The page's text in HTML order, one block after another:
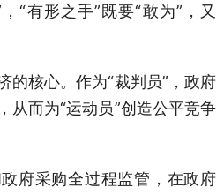
有形之手”既要“敢为”，又
核心。作为“裁判员”，政府
从而为“运动员”创造公平竞争
采购全过程监管，在政府